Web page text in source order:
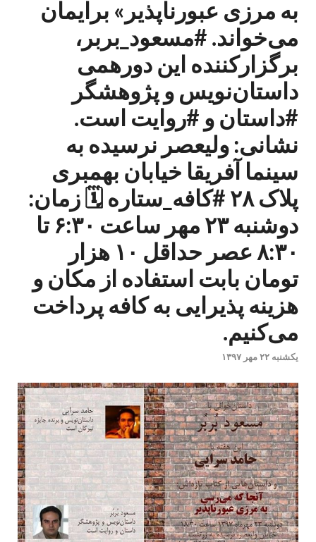
به مرزی عبورناپذیر» برایمان
می‌خواند. #مسعود_بربر،
برگزارکننده این دورهمی
داستان‌نویس و پژوهشگر
#داستان و #روایت است.
نشانی: ولیعصر نرسیده به
سینما آفریقا خیابان بهمبری
پلاک ۲۸ #کافه_ستاره 🗓 زمان:
دوشنبه ۲۳ مهر ساعت ۶:۳۰ تا
۸:۳۰ عصر حداقل ۱۰ هزار
تومان بابت استفاده از مکان و
هزینه پذیرایی به کافه پرداخت
می‌کنیم.
یکشنبه ۲۲ مهر ۱۳۹۷